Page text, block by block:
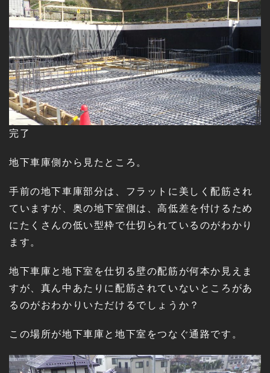
完了
地下車庫側から見たところ。
手前の地下車庫部分は、フラットに美しく配筋され
ていますが、奥の地下室側は、高低差を付けるため
にたくさんの低い型枠で仕切られているのがわかり
ます。
地下車庫と地下室を仕切る壁の配筋が何本か見えま
すが、真ん中あたりに配筋されていないところがあ
るのがおわかりいただけるでしょうか？
この場所が地下車庫と地下室をつなぐ通路です。